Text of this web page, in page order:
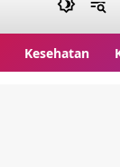
Kesehatan